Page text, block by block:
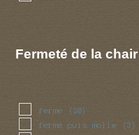
Fermeté de la chair
ferme (20)
ferme puis molle (3)